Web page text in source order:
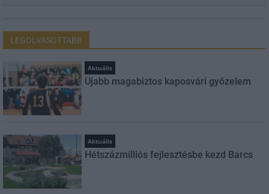
LEGOLVASOTTABB
Aktuális
Újabb magabiztos kaposvári győzelem
Aktuális
Hétszázmilliós fejlesztésbe kezd Barcs